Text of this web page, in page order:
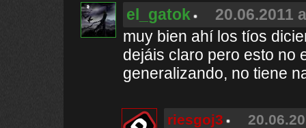
el_gatok
20.06.2011
muy bien ahí los tíos
dejáis claro pero esto no
generalizando, no tiene
riesgoj3